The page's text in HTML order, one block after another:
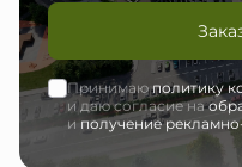
Принимаюполитику
и даю согласие на
иполучение